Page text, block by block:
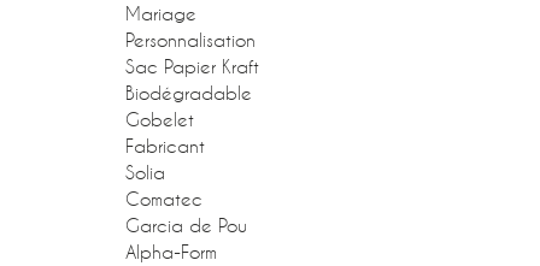
Mariage
Personnalisation
Sac Papier Kraft
Biodégradable
Gobelet
Fabricant
Solia
Comatec
Garcia de Pou
Alpha-Form